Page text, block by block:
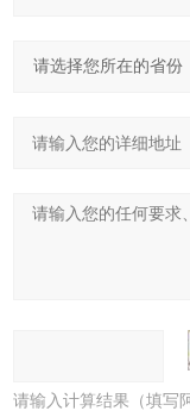
请输入计算结果（填写